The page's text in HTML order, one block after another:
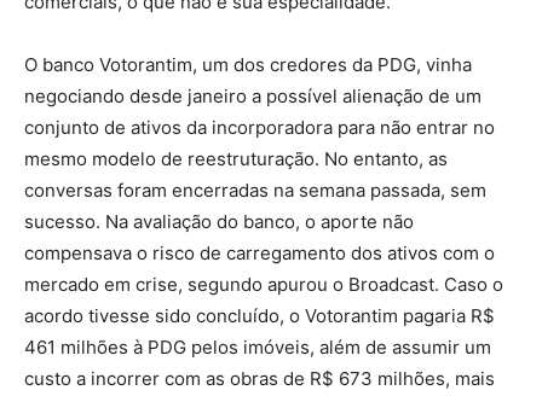
O banco Votorantim, um dos credores da PDG, vinha
negociando desde janeiro a possível alienação de um
conjunto de ativos da incorporadora para não entrar no
mesmo modelo de reestruturação. No entanto, as
conversas foram encerradas na semana passada, sem
sucesso. Na avaliação do banco, o aporte não
compensava o risco de carregamento dos ativos com o
mercado em crise, segundo apurou o Broadcast. Caso o
acordo tivesse sido concluído, o Votorantim pagaria R$
461 milhões à PDG pelos imóveis, além de assumir um
custo a incorrer com as obras de R$ 673 milhões, mais